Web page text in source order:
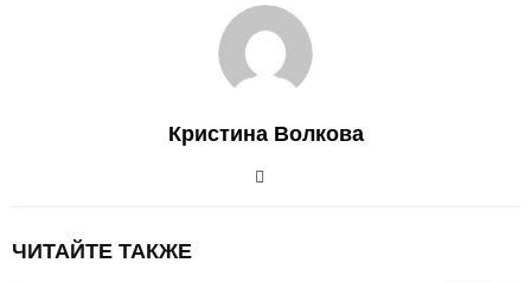
Кристина Волкова
ЧИТАЙТЕ ТАКЖЕ